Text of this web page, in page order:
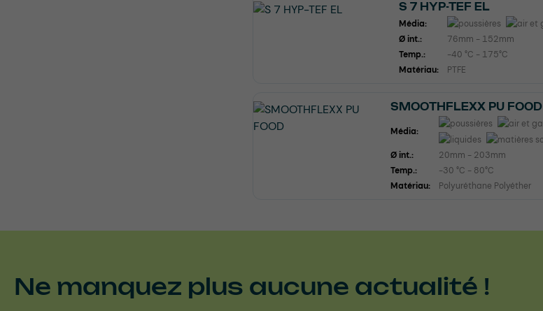
S 7 HYP-TEF EL
Média:
Ø int.:
76mm - 152mm
Temp.:
-40 °C - 175°C
Matériau:
PTFE
SMOOTHFLEXX PU FOOD
Média:
Ø int.:
20mm - 203mm
Temp.:
-30 °C - 80°C
Matériau:
Polyuréthane Polyéther
Ne manquez plus aucune actualité !